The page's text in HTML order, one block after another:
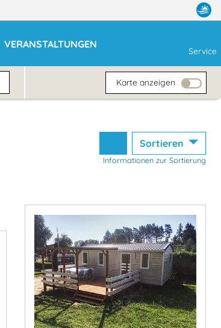
VERANSTALTUNGEN
Service
Karte anzeigen
Sortieren
Informationen zur Sortierung